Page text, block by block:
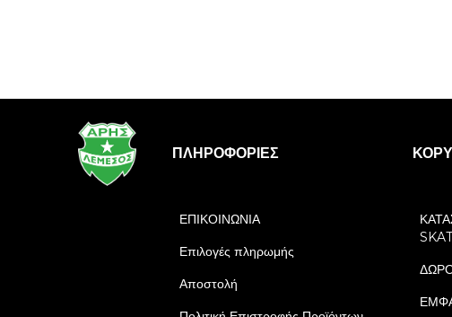
ΠΛΗΡΟΦΟΡΊΕΣ
ΕΠΙΚΟΙΝΩΝΙΑ
Επιλογές πληρωμής
Αποστολή